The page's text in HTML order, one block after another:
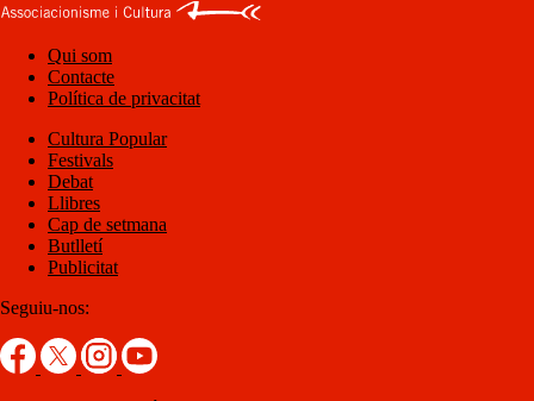
Qui som
Contacte
Política de privacitat
Cultura Popular
Festivals
Debat
Llibres
Cap de setmana
Butlletí
Publicitat
Seguiu-nos: